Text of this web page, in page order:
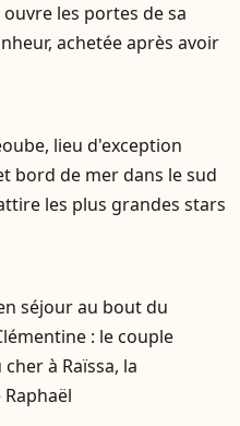
les portes de sa
achetée après avoir
lieu d'exception
bord de mer dans le sud
les plus grandes stars
séjour au bout du
: le couple
à Raïssa, la